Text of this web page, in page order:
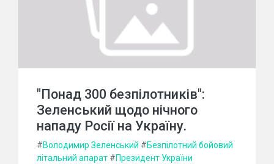
"Понад 300 безпілотників":
Зеленський щодо нічного
нападу Росії на Україну.
#Володимир Зеленський #Безпілотний бойовий
літальний апарат #Президент України